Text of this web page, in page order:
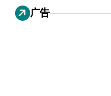
广告